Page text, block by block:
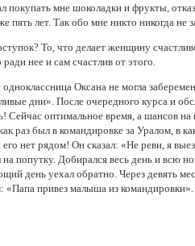
покупать мне шоколадки и фрукты,
пять лет. Так обо мне никто никогда не
То, что делает женщину
нее и сам счастлив от этого.
Оксана не могла
дни». После очередного курса и
Сейчас оптимальное время, а шансов
раз был в командировке за Уралом, в
нет рядом! Он сказал: «Не реви, я
на попутку. Добирался весь день и всю
день уехал обратно. Через девять
«Папа привез малыша из командировки».